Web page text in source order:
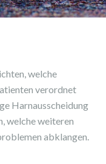
welche
verordnet
Harnausscheidung
welche weiteren
abklangen.